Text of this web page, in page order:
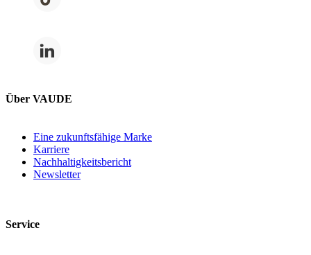
Über VAUDE
Eine zukunftsfähige Marke
Karriere
Nachhaltigkeitsbericht
Newsletter
Service